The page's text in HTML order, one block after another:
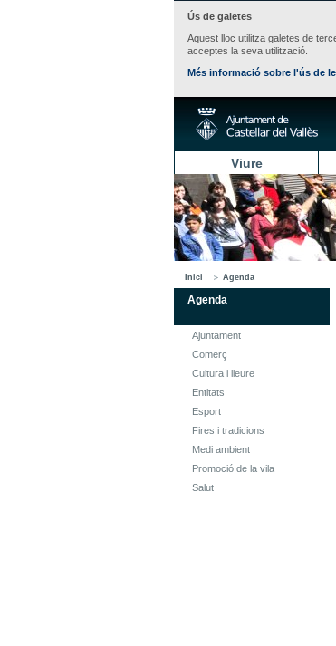
Ús de galetes
Aquest lloc utilitza galetes de
acceptes la seva utilització.
Més informació sobre l'ús de
Viure
Inici Agenda
Agenda
Ajuntament
Comerç
Cultura i lleure
Entitats
Esport
Fires i tradicions
Medi ambient
Promoció de la vila
Salut